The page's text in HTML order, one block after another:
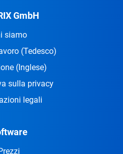
GmbH
siamo
(Tedesco)
(Inglese)
sulla privacy
legali